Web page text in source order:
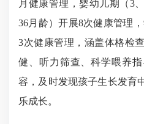
月健康管理，婴幼儿期（3
36月龄）开展8次健康管理
3次健康管理，涵盖体格检
健、听力筛查、科学喂养
容，及时发现孩子生长发育
乐成长。